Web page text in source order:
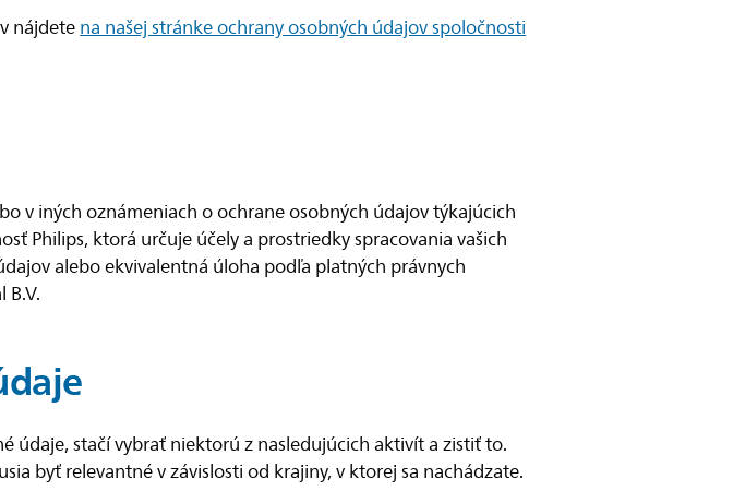
nájdetena našej stránke ochrany osobných údajov spoločnosti
v iných oznámeniach o ochrane osobných údajov týkajúcich
Philips, ktorá určuje účely a prostriedky spracovania vašich
alebo ekvivalentná úloha podľa platných právnych
údaje, stačí vybrať niektorú z nasledujúcich aktivít a zistiť to.
byť relevantné v závislosti od krajiny, v ktorej sa nachádzate.